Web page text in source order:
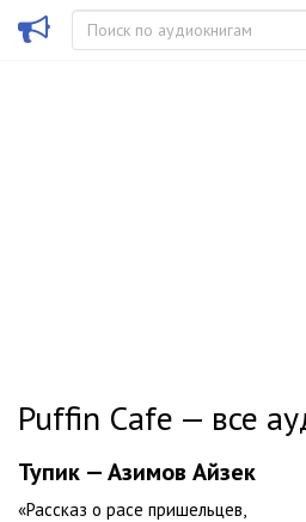
Puffin Cafe — все
Тупик — Азимов Айзек
«Рассказ о расе пришельцев,